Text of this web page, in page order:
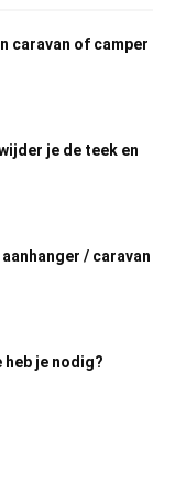
caravan of camper
je de teek en
/ caravan
heb je nodig?